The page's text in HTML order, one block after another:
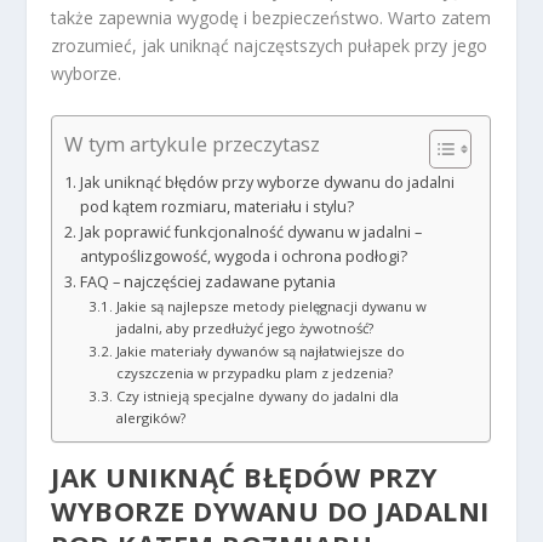
także zapewnia wygodę i bezpieczeństwo. Warto zatem
zrozumieć, jak uniknąć najczęstszych pułapek przy jego
wyborze.
W tym artykule przeczytasz
Jak uniknąć błędów przy wyborze dywanu do jadalni
pod kątem rozmiaru, materiału i stylu?
Jak poprawić funkcjonalność dywanu w jadalni –
antypoślizgowość, wygoda i ochrona podłogi?
FAQ – najczęściej zadawane pytania
Jakie są najlepsze metody pielęgnacji dywanu w
jadalni, aby przedłużyć jego żywotność?
Jakie materiały dywanów są najłatwiejsze do
czyszczenia w przypadku plam z jedzenia?
Czy istnieją specjalne dywany do jadalni dla
alergików?
JAK UNIKNĄĆ BŁĘDÓW PRZY
WYBORZE DYWANU DO JADALNI